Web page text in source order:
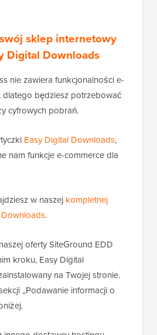
sklep internetowy
Digital Downloads
nie zawiera funkcjonalności e-
dlatego będziesz potrzebować
cyfrowych pobrań.
Easy Digital Downloads,
nam funkcje e-commerce dla
w naszej kompletnej
Downloads.
oferty SiteGround EDD
kroku, Easy Digital
na Twojej stronie.
„Podawanie informacji o